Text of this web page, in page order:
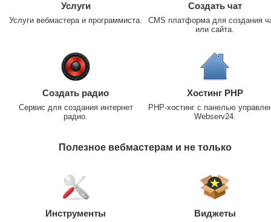
Услуги
Услуги вебмастера и программиста.
Создать чат
CMS платформа для создания
или сайта.
Создать радио
Сервис для создания интернет
радио.
Хостинг PHP
PHP-хостинг с панелью
Webserv24.
Полезное вебмастерам и не только
Инструменты Виджеты